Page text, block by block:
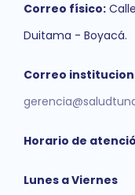
Correo físico:
Duitama - Boyacá.
Correo
Horario de
Lunes a Viernes